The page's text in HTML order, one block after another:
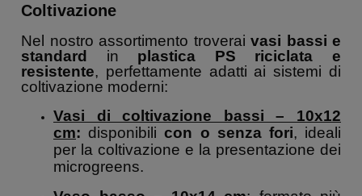
Coltivazione
Nel nostro assortimento troverai vasi bassi e
standard in plastica PS riciclata e
resistente, perfettamente adatti ai sistemi di
coltivazione moderni:
Vasi di coltivazione bassi – 10x12
cm: disponibilicon o senza fori, ideali
per la coltivazione e la presentazione dei
microgreens.